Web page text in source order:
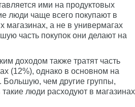
ими на продуктовых
люди чаще всего покупают в
магазинах, а не в универмагах
часть покупок они делают на
доходом также тратят часть
(12%), однако в основном на
Большую, чем другие группы,
такие люди расходуют в магазинах